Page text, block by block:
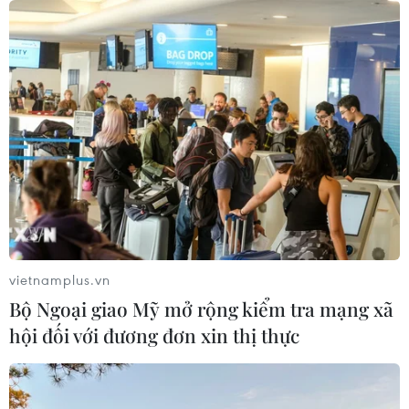
05/08/2026 12:58
Lần đầu tiên Hội nghị Ngoại giao có
một phiên họp riêng về khoa học
công nghệ
05/08/2026 08:08
Trung Quốc phóng thành công hai
vệ tinh siêu phổ Đông Phương Huệ
05/08/2026 07:16
Israel phát triển xét nghiệm máu đơn
giản giúp phát hiện sớm ung thư
phổi
vietnamplus.vn
Bộ Ngoại giao Mỹ mở rộng kiểm tra mạng xã
hội đối với đương đơn xin thị thực